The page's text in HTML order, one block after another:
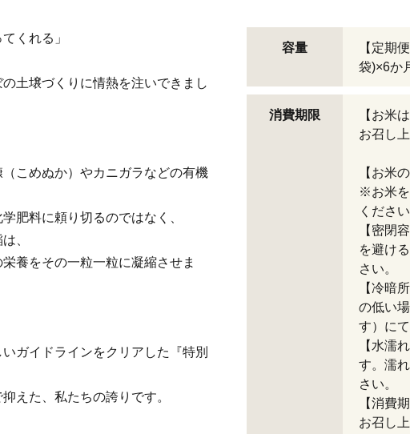
くれる」
土壌づくりに情熱を注いできまし
こめぬか）やカニガラなどの有機
肥料に頼り切るのではなく、
、
養をその一粒一粒に凝縮させま
ガイドラインをクリアした『特別
えた、私たちの誇りです。
容量
【定期
袋)×6か
消費期限
【お米
お召し
【お米
※お米を
くださ
【密閉
を避け
さい。
【冷暗
の低い
す）に
【水濡
す。濡
さい。
【消費
お召し